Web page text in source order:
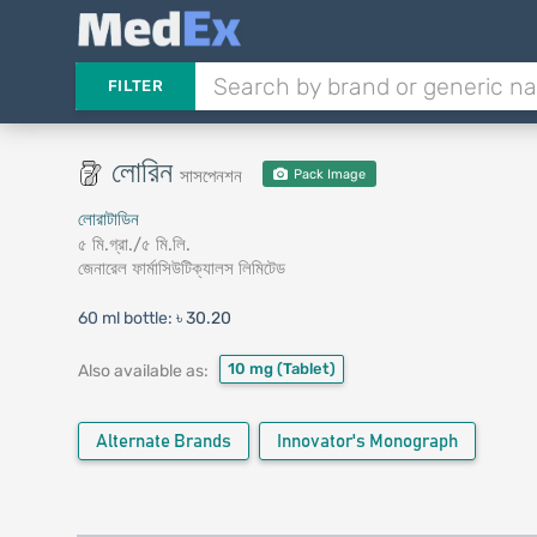
FILTER
লোরিন সাসপেনশন Pack Image
লোরাটাডিন
৫ মি.গ্রা./৫ মি.লি.
জেনারেল ফার্মাসিউটিক্যালস লিমিটেড
60 ml bottle: ৳ 30.20
Also available as: 10 mg (Tablet)
Alternate Brands Innovator's Monograph